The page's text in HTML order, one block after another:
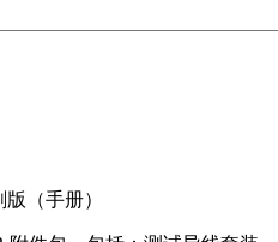
（手册）